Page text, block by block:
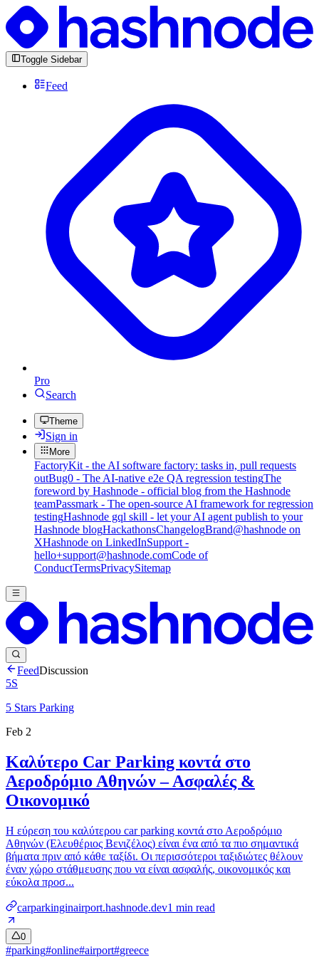
Toggle Sidebar
Feed
Pro
Search
Theme
Sign in
More
FactoryKit - the AI software factory: tasks in, pull requests
outBug0 - The AI-native e2e QA regression testingThe
foreword by Hashnode - official blog from the Hashnode
teamPassmark - The open-source AI framework for regression
testingHashnode gql skill - let your AI agent publish to your
Hashnode blogHackathonsChangelogBrand@hashnode on
XHashnode on LinkedInSupport -
hello+support@hashnode.comCode of
ConductTermsPrivacySitemap
FeedDiscussion
5S
5 Stars Parking
Feb 2
Καλύτερο Car Parking κοντά στο
Αεροδρόμιο Αθηνών – Ασφαλές &
Οικονομικό
Η εύρεση του καλύτερου car parking κοντά στο Αεροδρόμιο
Αθηνών (Ελευθέριος Βενιζέλος) είναι ένα από τα πιο σημαντικά
βήματα πριν από κάθε ταξίδι. Οι περισσότεροι ταξιδιώτες θέλουν
έναν χώρο στάθμευσης που να είναι ασφαλής, οικονομικός και
εύκολα προσ...
carparkinginairport.hashnode.dev1 min read
0
#parking#online#airport#greece